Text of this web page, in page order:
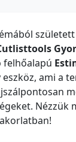
felhőalapú
eszköz, ami a
Nézzük